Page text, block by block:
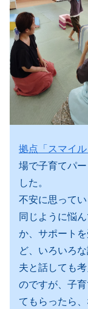
拠点「スマイル
場で子育てパ
した。
不安に思って
同じように悩
か、サポート
ど、いろいろ
夫と話しても
のですが、子
てもらったら